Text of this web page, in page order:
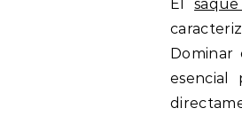
El
Dominar
esencial